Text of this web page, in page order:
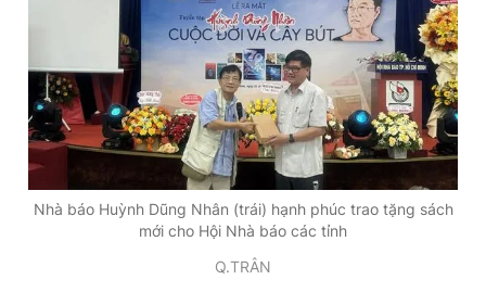
Nhà báo Huỳnh Dũng Nhân (trái) hạnh phúc trao tặng sách
mới cho Hội Nhà báo các tỉnh
Q.TRÂN